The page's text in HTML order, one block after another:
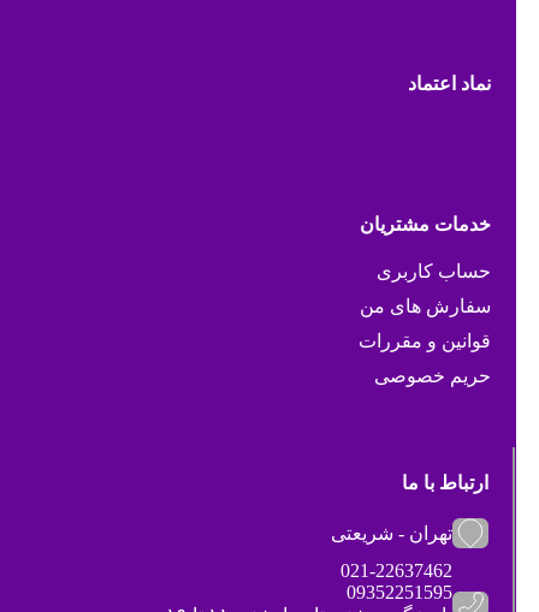
نماد اعتماد
خدمات مشتریان
حساب کاربری
سفارش های من
قوانین و مقررات
حریم خصوصی
ارتباط با ما
تهران - شریعتی
021-22637462
09352251595